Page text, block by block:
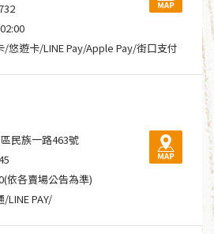
/悠遊卡/LINE Pay/Apple Pay/街口支付
民族一路463號
依各賣場公告為準)
LINE PAY/